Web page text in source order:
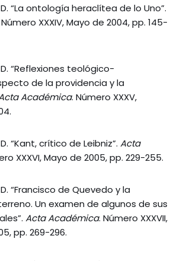
“La ontología heraclítea de lo Uno”.
Número XXXIV, Mayo de 2004, pp. 145-
D. “Reflexiones teológico-
de la providencia y la
Académica. Número XXXV,
“Kant, crítico de Leibniz”. Acta
XXXVI, Mayo de 2005, pp. 229-255.
“Francisco de Quevedo y la
Un examen de algunos de sus
Acta Académica. Número XXXVII,
pp. 269-296.